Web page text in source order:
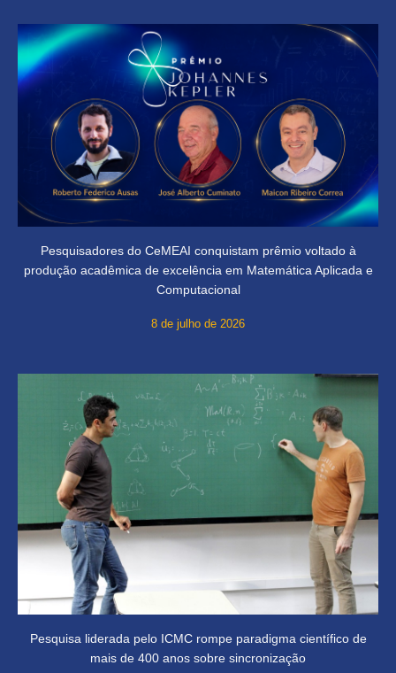
Pesquisadores do CeMEAI conquistam prêmio voltado à
produção acadêmica de excelência em Matemática Aplicada e
Computacional
8 de julho de 2026
Pesquisa liderada pelo ICMC rompe paradigma científico de
mais de 400 anos sobre sincronização